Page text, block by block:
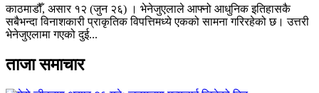
काठमाडौँ, असार १२ (जुन २६) । भेनेजुएलाले आफ्नो आधुनिक इतिहासकै
सबैभन्दा विनाशकारी प्राकृतिक विपत्तिमध्ये एकको सामना गरिरहेको छ। उत्तरी
भेनेजुएलामा गएको दुई...
ताजा समाचार